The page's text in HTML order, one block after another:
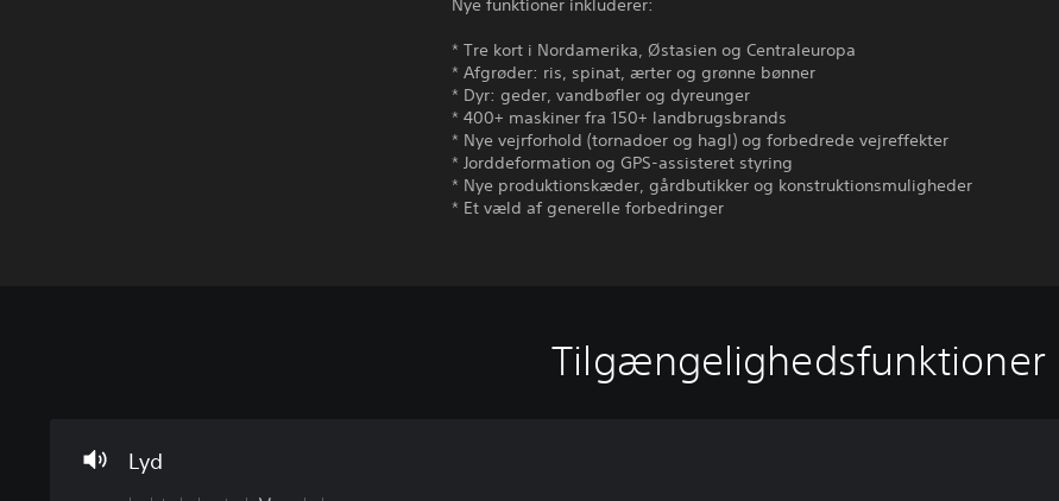
Nye funktioner inkluderer:
* Tre kort i Nordamerika, Østasien og Centraleuropa
* Afgrøder: ris, spinat, ærter og grønne bønner
* Dyr: geder, vandbøfler og dyreunger
* 400+ maskiner fra 150+ landbrugsbrands
* Nye vejrforhold (tornadoer og hagl) og forbedrede vejreffekter
* Jorddeformation og GPS-assisteret styring
* Nye produktionskæder, gårdbutikker og konstruktionsmuligheder
* Et væld af generelle forbedringer
Tilgængelighedsfunktioner
Lyd
t
r
r